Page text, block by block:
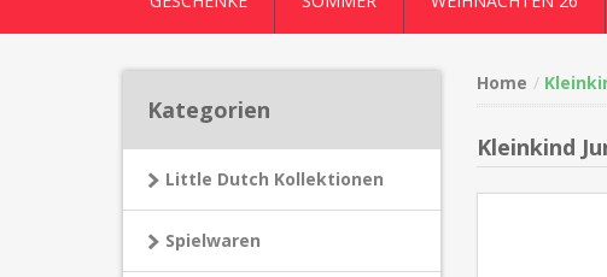
Kategorien
Little Dutch Kollektionen
Spielwaren
Home
Kleinkind